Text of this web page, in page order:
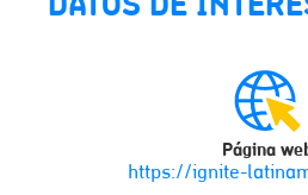
DATOS DE
Página
https://ignite-